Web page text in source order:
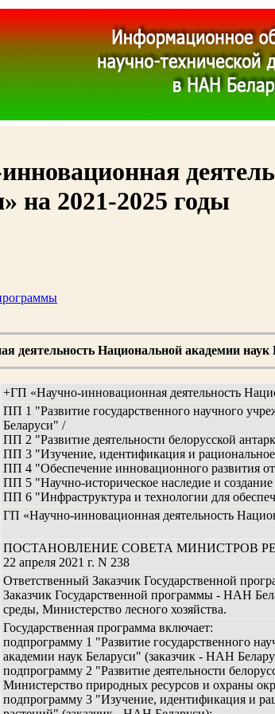
на 2021-2025 годы
деятельность Национальной академии наук
+ГП «Научно-инновационная деятельность
ПП 1 "Развитие государственного научного
Беларуси" /
ПП 2 "Развитие деятельности белорусской
ПП 3 "Изучение, идентификация и рациональное
ПП 4 "Обеспечение инновационного развития
ПП 5 "Научно-историческое наследие и
ПП 6 "Инфраструктура и технологии для
ГП «Научно-инновационная деятельность
ПОСТАНОВЛЕНИЕ СОВЕТА МИНИСТРОВ
22 апреля 2021 г. N 238
Ответственный Заказчик Государственной
Заказчик Государственной программы - НАН
среды, Министерство лесного хозяйства.
Государственная программа включает:
подпрограмму 1 "Развитие государственного
академии наук Беларуси" (заказчик - НАН
подпрограмму 2 "Развитие деятельности
Министерство природных ресурсов и охраны
подпрограмму 3 "Изучение, идентификация и